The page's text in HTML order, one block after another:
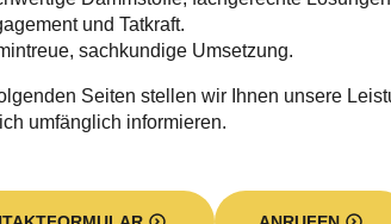
sachkundige Umsetzung.
Seiten stellen wir Ihnen unsere
umfänglich informieren.
ANRUFEN